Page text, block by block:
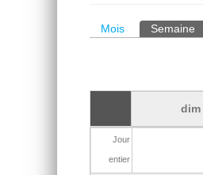
Onglets
Mois Semaine
dim
Jour
entier